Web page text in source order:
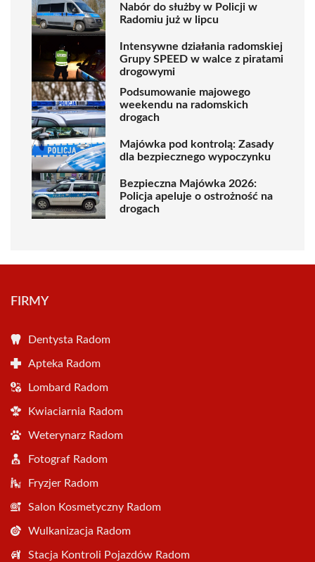
Nabór do służby w Policji w
Radomiu już w lipcu
Intensywne działania radomskiej
Grupy SPEED w walce z piratami
drogowymi
Podsumowanie majowego
weekendu na radomskich
drogach
Majówka pod kontrolą: Zasady
dla bezpiecznego wypoczynku
Bezpieczna Majówka 2026:
Policja apeluje o ostrożność na
drogach
FIRMY
Dentysta Radom
Apteka Radom
Lombard Radom
Kwiaciarnia Radom
Weterynarz Radom
Fotograf Radom
Fryzjer Radom
Salon Kosmetyczny Radom
Wulkanizacja Radom
Stacja Kontroli Pojazdów Radom